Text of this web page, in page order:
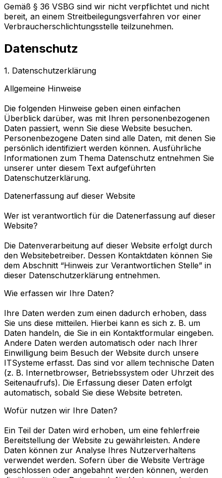
Gemäß § 36 VSBG sind wir nicht verpflichtet und nicht
bereit, an einem Streitbeilegungsverfahren vor einer
Verbraucherschlichtungsstelle teilzunehmen.
Datenschutz
1. Datenschutzerklärung
Allgemeine Hinweise
Die folgenden Hinweise geben einen einfachen
Überblick darüber, was mit Ihren personenbezogenen
Daten passiert, wenn Sie diese Website besuchen.
Personenbezogene Daten sind alle Daten, mit denen Sie
persönlich identifiziert werden können. Ausführliche
Informationen zum Thema Datenschutz entnehmen Sie
unserer unter diesem Text aufgeführten
Datenschutzerklärung.
Datenerfassung auf dieser Website
Wer ist verantwortlich für die Datenerfassung auf dieser
Website?
Die Datenverarbeitung auf dieser Website erfolgt durch
den Websitebetreiber. Dessen Kontaktdaten können Sie
dem Abschnitt “Hinweis zur Verantwortlichen Stelle” in
dieser Datenschutzerklärung entnehmen.
Wie erfassen wir Ihre Daten?
Ihre Daten werden zum einen dadurch erhoben, dass
Sie uns diese mitteilen. Hierbei kann es sich z. B. um
Daten handeln, die Sie in ein Kontaktformular eingeben.
Andere Daten werden automatisch oder nach Ihrer
Einwilligung beim Besuch der Website durch unsere
ITSysteme erfasst. Das sind vor allem technische Daten
(z. B. Internetbrowser, Betriebssystem oder Uhrzeit des
Seitenaufrufs). Die Erfassung dieser Daten erfolgt
automatisch, sobald Sie diese Website betreten.
Wofür nutzen wir Ihre Daten?
Ein Teil der Daten wird erhoben, um eine fehlerfreie
Bereitstellung der Website zu gewährleisten. Andere
Daten können zur Analyse Ihres Nutzerverhaltens
verwendet werden. Sofern über die Website Verträge
geschlossen oder angebahnt werden können, werden